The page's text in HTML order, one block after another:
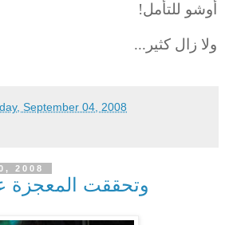
أوشو للتأمل!
ولا زال كثير...
September 04, 2008
2008
وتحققت المعجزة